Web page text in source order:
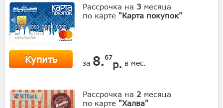
Рассрочка на 3 месяца
по карте "Карта покупок"
Купить за 8.67
р. в мес.
Рассрочка на 2 месяца
по карте "Халва"